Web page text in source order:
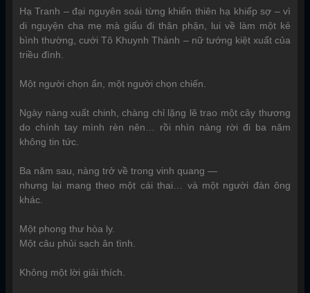
Hạ Tranh – đại nguyên soái từng khiến thiên hạ khiếp sợ – vì
di nguyện cha mẹ mà giấu đi thân phận, lui về làm một kẻ
bình thường, cưới Tô Khuynh Thành – nữ tướng kiệt xuất của
triều đình.
Một người chọn ẩn, một người chọn chiến.
Ngày nàng xuất chinh, chàng chỉ lặng lẽ trao một cây thương
do chính tay mình rèn nên… rồi nhìn nàng rời đi ba năm
không tin tức.
Ba năm sau, nàng trở về trong vinh quang —
nhưng lại mang theo một cái thai… và một người đàn ông
khác.
Một phong thư hòa ly.
Một câu phủi sạch ân tình.
Không một lời giải thích.